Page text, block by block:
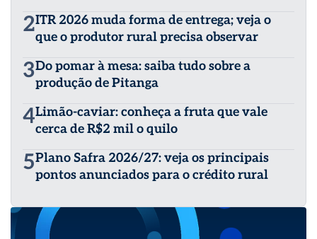
2ITR 2026 muda forma de entrega; veja o
que o produtor rural precisa observar
3Do pomar à mesa: saiba tudo sobre a
produção de Pitanga
4Limão-caviar: conheça a fruta que vale
cerca de R$2 mil o quilo
5Plano Safra 2026/27: veja os principais
pontos anunciados para o crédito rural